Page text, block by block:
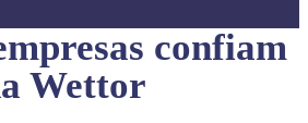
confiam
Wettor